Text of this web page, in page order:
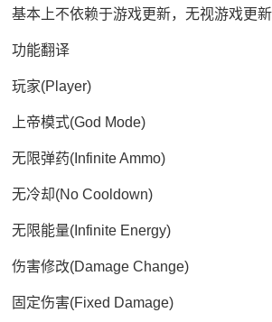
基本上不依赖于游戏更新，无视游戏更
功能翻译
玩家(Player)
上帝模式(God Mode)
无限弹药(Infinite Ammo)
无冷却(No Cooldown)
无限能量(Infinite Energy)
伤害修改(Damage Change)
固定伤害(Fixed Damage)